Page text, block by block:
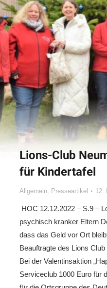
Lions-Club
für Kindertafel
Allgemein, Presseartikel 12.
HOC 12.12.2022 – S.9 –
psychisch kranker Eltern
dass das Geld vor Ort
Beauftragte des Lions
Bei der Valentinsaktion
Serviceclub 1000 Euro für